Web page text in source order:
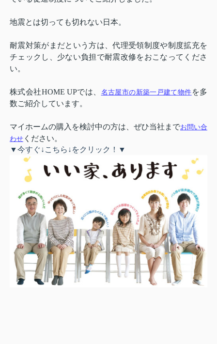
地震とは切っても切れない日本。
耐震対策がまだという方は、代理受領制度や制度拡充を
チェックし、少ない負担で耐震改修をおこなってくださ
い。
株式会社HOME UPでは、 名古屋市の新築一戸建て物件を多
数ご紹介しています。
マイホームの購入を検討中の方は、ぜひ当社までお問い合
わせ ください。
▼今すぐ↓こちら↓をクリック！▼